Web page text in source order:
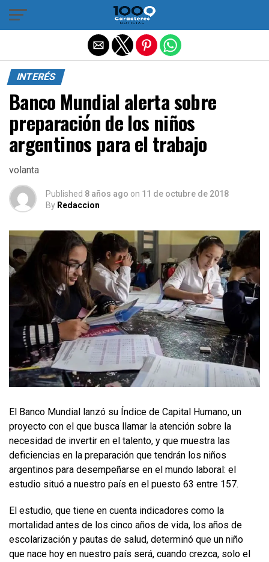
INTERÉS
Banco Mundial alerta sobre
preparación de los niños
argentinos para el trabajo
volanta
Published 8 años ago on 11 de octubre de 2018
By Redaccion
El Banco Mundial lanzó su Índice de Capital Humano, un
proyecto con el que busca llamar la atención sobre la
necesidad de invertir en el talento, y que muestra las
deficiencias en la preparación que tendrán los niños
argentinos para desempeñarse en el mundo laboral: el
estudio situó a nuestro país en el puesto 63 entre 157.
El estudio, que tiene en cuenta indicadores como la
mortalidad antes de los cinco años de vida, los años de
escolarización y pautas de salud, determinó que un niño
que nace hoy en nuestro país será, cuando crezca, solo el
Salir de la versión móvil